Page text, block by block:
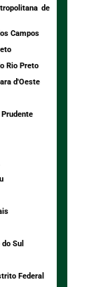
de
Campos
Rio Preto
d'Oeste
Sul
Federal